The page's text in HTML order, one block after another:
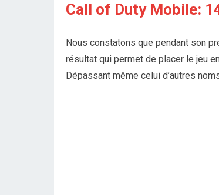
Call of Duty Mobile:
Nous constatons que pendant son
résultat qui permet de placer le jeu
Dépassant même celui d’autres